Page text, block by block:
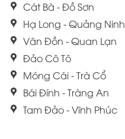
Cát Bà - Đồ Sơn
Hạ Long - Quảng Ninh
Vân Đồn - Quan Lạn
Đảo Cô Tô
Móng Cái - Trà Cổ
Bái Đính - Tràng An
Tam Đảo - Vĩnh Phúc